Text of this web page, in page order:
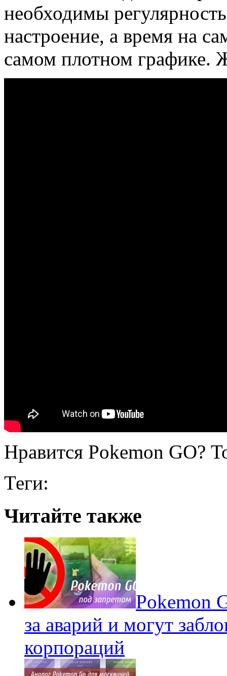
необходимы
настроение, а время на
самом плотном графике.
Нравится Pokemon GO?
Теги:
Читайте также
Pokеmon
за аварий и могут
корпораций